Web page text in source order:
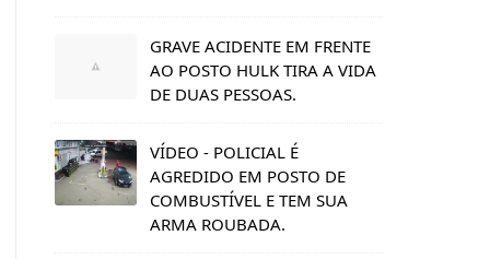
GRAVE ACIDENTE EM FRENTE
AO POSTO HULK TIRA A VIDA
DE DUAS PESSOAS.
VÍDEO - POLICIAL É
AGREDIDO EM POSTO DE
COMBUSTÍVEL E TEM SUA
ARMA ROUBADA.